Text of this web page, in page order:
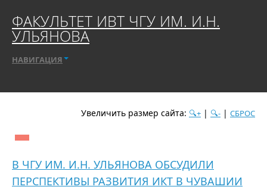
ФАКУЛЬТЕТ ИВТ ЧГУ ИМ. И.Н.
УЛЬЯНОВА
НАВИГАЦИЯ
Увеличить размер сайта: 🔍+ | 🔍- | СБРОС
популярности посещаемости алфавиту
В ЧГУ ИМ. И.Н. УЛЬЯНОВА ОБСУДИЛИ
ПЕРСПЕКТИВЫ РАЗВИТИЯ ИКТ В ЧУВАШИИ